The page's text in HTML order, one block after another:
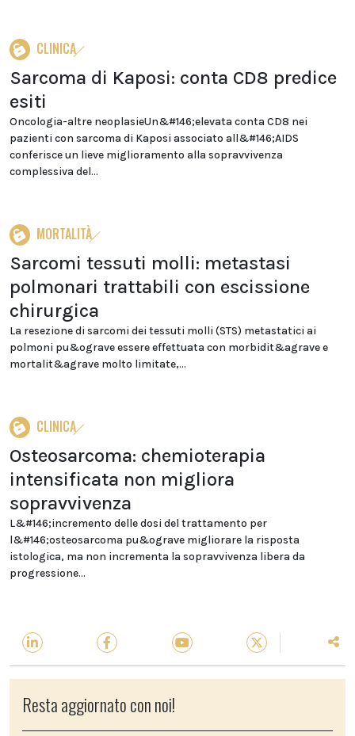
CLINICA
Sarcoma di Kaposi: conta CD8 predice
esiti
Oncologia-altre neoplasieUn&#146;elevata conta CD8 nei
pazienti con sarcoma di Kaposi associato all&#146;AIDS
conferisce un lieve miglioramento alla sopravvivenza
complessiva del...
MORTALITÀ
Sarcomi tessuti molli: metastasi
polmonari trattabili con escissione
chirurgica
La resezione di sarcomi dei tessuti molli (STS) metastatici ai
polmoni pu&ograve essere effettuata con morbidit&agrave e
mortalit&agrave molto limitate,...
CLINICA
Osteosarcoma: chemioterapia
intensificata non migliora
sopravvivenza
L&#146;incremento delle dosi del trattamento per
l&#146;osteosarcoma pu&ograve migliorare la risposta
istologica, ma non incrementa la sopravvivenza libera da
progressione...
Resta aggiornato con noi!